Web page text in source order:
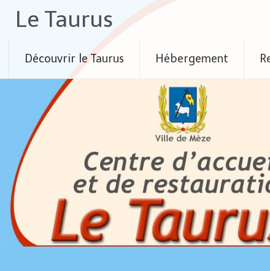
Le Taurus
Découvrir le Taurus Hébergement